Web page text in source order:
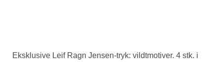
Eksklusive Leif Ragn Jensen-tryk: vildtmotiver. 4 stk. i